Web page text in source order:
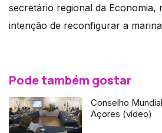
secretário regional da Economia,
intenção de reconfigurar a
Pode também gostar
Conselho
Açores (vídeo)